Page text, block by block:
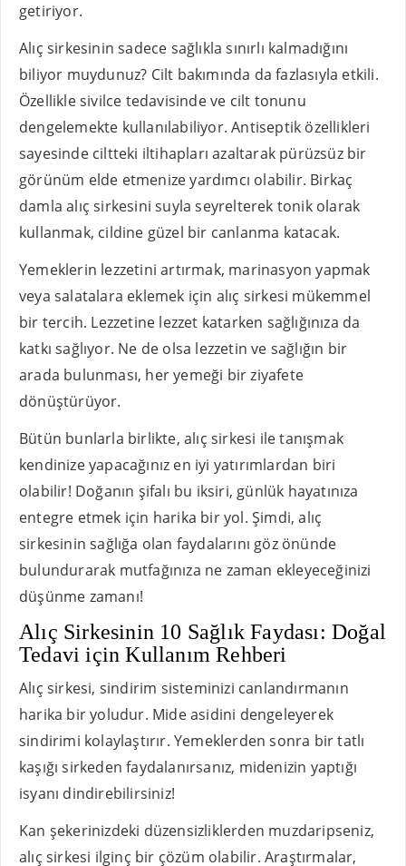
getiriyor.
Alıç sirkesinin sadece sağlıkla sınırlı kalmadığını
biliyor muydunuz? Cilt bakımında da fazlasıyla etkili.
Özellikle sivilce tedavisinde ve cilt tonunu
dengelemekte kullanılabiliyor. Antiseptik özellikleri
sayesinde ciltteki iltihapları azaltarak pürüzsüz bir
görünüm elde etmenize yardımcı olabilir. Birkaç
damla alıç sirkesini suyla seyrelterek tonik olarak
kullanmak, cildine güzel bir canlanma katacak.
Yemeklerin lezzetini artırmak, marinasyon yapmak
veya salatalara eklemek için alıç sirkesi mükemmel
bir tercih. Lezzetine lezzet katarken sağlığınıza da
katkı sağlıyor. Ne de olsa lezzetin ve sağlığın bir
arada bulunması, her yemeği bir ziyafete
dönüştürüyor.
Bütün bunlarla birlikte, alıç sirkesi ile tanışmak
kendinize yapacağınız en iyi yatırımlardan biri
olabilir! Doğanın şifalı bu iksiri, günlük hayatınıza
entegre etmek için harika bir yol. Şimdi, alıç
sirkesinin sağlığa olan faydalarını göz önünde
bulundurarak mutfağınıza ne zaman ekleyeceğinizi
düşünme zamanı!
Alıç Sirkesinin 10 Sağlık Faydası: Doğal
Tedavi için Kullanım Rehberi
Alıç sirkesi, sindirim sisteminizi canlandırmanın
harika bir yoludur. Mide asidini dengeleyerek
sindirimi kolaylaştırır. Yemeklerden sonra bir tatlı
kaşığı sirkeden faydalanırsanız, midenizin yaptığı
isyanı dindirebilirsiniz!
Kan şekerinizdeki düzensizliklerden muzdaripseniz,
alıç sirkesi ilginç bir çözüm olabilir. Araştırmalar,